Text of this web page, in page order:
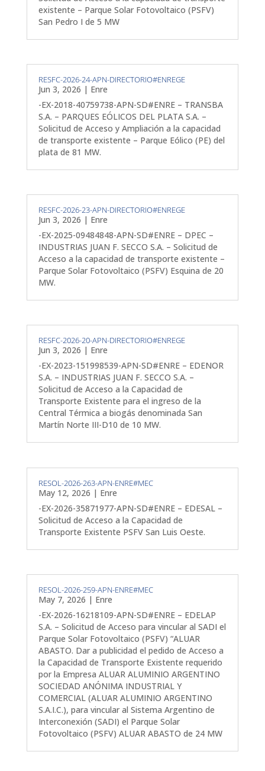
existente – Parque Solar Fotovoltaico (PSFV)
San Pedro I de 5 MW
RESFC-2026-24-APN-DIRECTORIO#ENREGE
Jun 3, 2026 | Enre
-EX-2018-40759738-APN-SD#ENRE – TRANSBA
S.A. – PARQUES EÓLICOS DEL PLATA S.A. –
Solicitud de Acceso y Ampliación a la capacidad
de transporte existente – Parque Eólico (PE) del
plata de 81 MW.
RESFC-2026-23-APN-DIRECTORIO#ENREGE
Jun 3, 2026 | Enre
-EX-2025-09484848-APN-SD#ENRE – DPEC –
INDUSTRIAS JUAN F. SECCO S.A. – Solicitud de
Acceso a la capacidad de transporte existente –
Parque Solar Fotovoltaico (PSFV) Esquina de 20
MW.
RESFC-2026-20-APN-DIRECTORIO#ENREGE
Jun 3, 2026 | Enre
-EX-2023-151998539-APN-SD#ENRE – EDENOR
S.A. – INDUSTRIAS JUAN F. SECCO S.A. –
Solicitud de Acceso a la Capacidad de
Transporte Existente para el ingreso de la
Central Térmica a biogás denominada San
Martín Norte III-D10 de 10 MW.
RESOL-2026-263-APN-ENRE#MEC
May 12, 2026 | Enre
-EX-2026-35871977-APN-SD#ENRE – EDESAL –
Solicitud de Acceso a la Capacidad de
Transporte Existente PSFV San Luis Oeste.
RESOL-2026-259-APN-ENRE#MEC
May 7, 2026 | Enre
-EX-2026-16218109-APN-SD#ENRE – EDELAP
S.A. – Solicitud de Acceso para vincular al SADI el
Parque Solar Fotovoltaico (PSFV) “ALUAR
ABASTO. Dar a publicidad el pedido de Acceso a
la Capacidad de Transporte Existente requerido
por la Empresa ALUAR ALUMINIO ARGENTINO
SOCIEDAD ANÓNIMA INDUSTRIAL Y
COMERCIAL (ALUAR ALUMINIO ARGENTINO
S.A.I.C.), para vincular al Sistema Argentino de
Interconexión (SADI) el Parque Solar
Fotovoltaico (PSFV) ALUAR ABASTO de 24 MW